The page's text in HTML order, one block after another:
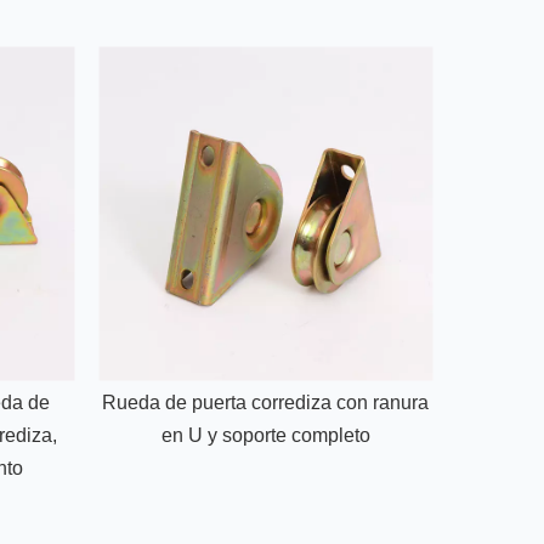
de
Rueda de puerta corrediza con ranura
en U y soporte completo